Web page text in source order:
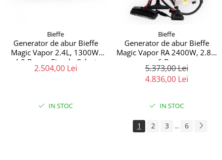
Bieffe
Generator de abur Bieffe
Magic Vapor 2.4L, 1300W,
4.8 Bar cu Fier de Calcat
Profesional
2.504,00 Lei
IN STOC
Bieffe
Generator de abur Bieffe
Magic Vapor RA 2400W, 2.8L,
6 Bar
5.373,00 Lei
4.836,00 Lei
IN STOC
1 2 3 ... 6